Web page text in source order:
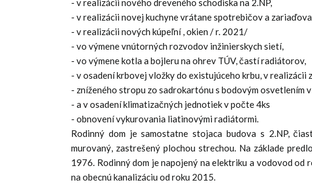
- v realizácii nového dreveného schodiska na 2.NP,
- v realizácii novej kuchyne vrátane spotrebičov a
- v realizácii nových kúpeľní , okien / r. 2021/
- vo výmene vnútorných rozvodov inžinierskych sietí,
- vo výmene kotla a bojleru na ohrev TÚV, častí radiátorov,
- v osadení krbovej vložky do existujúceho krbu, v
- zníženého stropu zo sadrokartónu s bodovým osvetlením
- a v osadení klimatizačných jednotiek v počte 4ks
- obnovení vykurovania liatinovými radiátormi.
Rodinný dom je samostatne stojaca budova s 2.NP,
murovaný, zastrešený plochou strechou. Na základe
1976. Rodinný dom je napojený na elektriku a vodovod
na obecnú kanalizáciu od roku 2015.